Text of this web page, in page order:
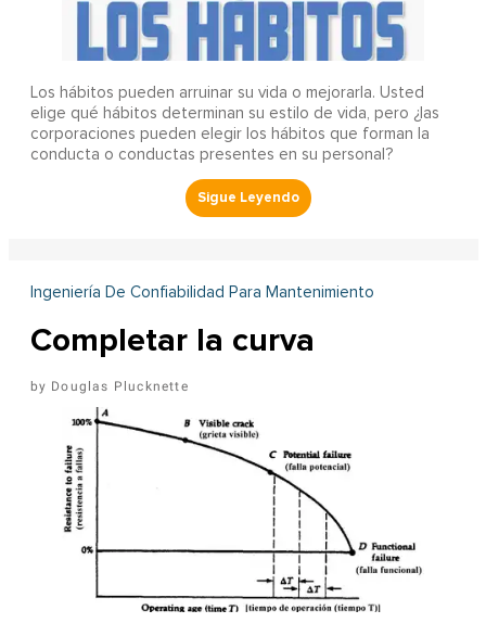
Los hábitos pueden arruinar su vida o mejorarla. Usted
elige qué hábitos determinan su estilo de vida, pero ¿las
corporaciones pueden elegir los hábitos que forman la
conducta o conductas presentes en su personal?
Ingeniería De Confiabilidad Para Mantenimiento
Completar la curva
Douglas Plucknette